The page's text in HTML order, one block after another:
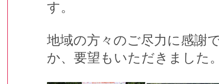
す。
地域の方々のご尽力に感謝
か、要望もいただきました